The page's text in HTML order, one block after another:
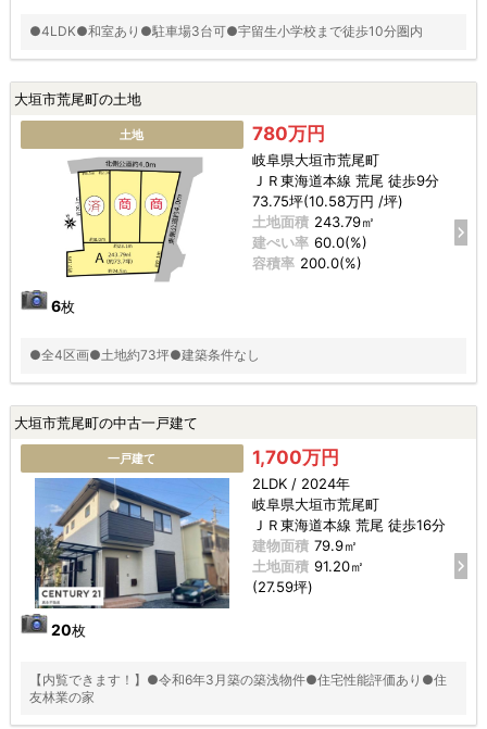
●4LDK●和室あり●駐車場3台可●宇留生小学校まで徒歩10分圏内
大垣市荒尾町の土地
土地
6枚
780万円
岐阜県大垣市荒尾町
ＪＲ東海道本線 荒尾 徒歩9分
73.75坪(10.58万円 /坪)
土地面積 243.79㎡
建ぺい率 60.0(%)
容積率 200.0(%)
●全4区画●土地約73坪●建築条件なし
大垣市荒尾町の中古一戸建て
一戸建て
20枚
1,700万円
2LDK / 2024年
岐阜県大垣市荒尾町
ＪＲ東海道本線 荒尾 徒歩16分
建物面積 79.9㎡
土地面積 91.20㎡
(27.59坪)
【内覧できます！】●令和6年3月築の築浅物件●住宅性能評価あり●住
友林業の家